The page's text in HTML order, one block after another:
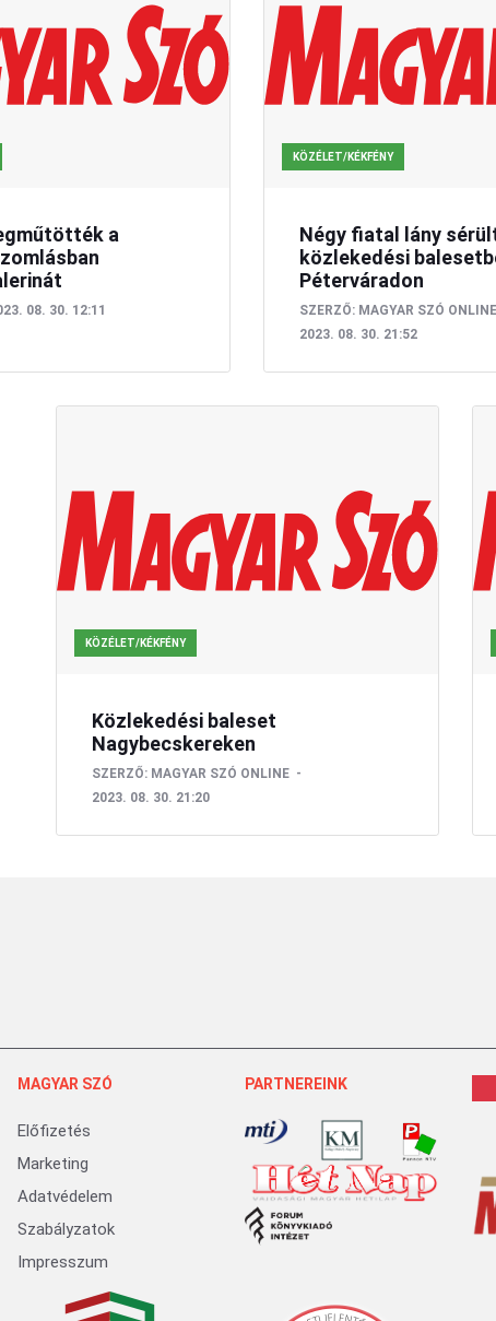
a
08. 30. 12:11
KÖZÉLET/KÉKFÉNY
Négy fiatal lány
közlekedési
Péterváradon
SZERZŐ: MAGYAR SZÓ ONLINE
2023. 08. 30. 21:52
KÖZÉLET/KÉKFÉNY
Közlekedési baleset
Nagybecskereken
SZERZŐ: MAGYAR SZÓ ONLINE
2023. 08. 30. 21:20
MAGYAR SZÓ
Előfizetés
Marketing
Adatvédelem
Szabályzatok
Impresszum
PARTNEREINK